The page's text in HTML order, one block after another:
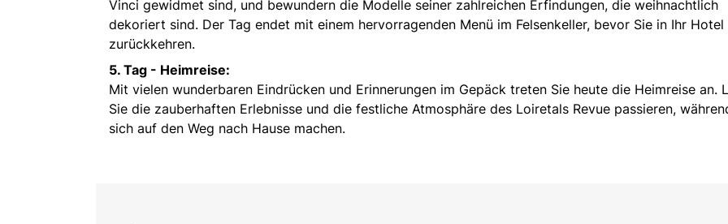
Vinci gewidmet sind, und bewundern die Modelle seiner zahlreichen Erfindungen, die weihnachtlich
dekoriert sind. Der Tag endet mit einem hervorragenden Menü im Felsenkeller, bevor Sie in Ihr Hotel
zurückkehren.
5. Tag - Heimreise:
Mit vielen wunderbaren Eindrücken und Erinnerungen im Gepäck treten Sie heute die Heimreise an.
Sie die zauberhaften Erlebnisse und die festliche Atmosphäre des Loiretals Revue passieren,
sich auf den Weg nach Hause machen.